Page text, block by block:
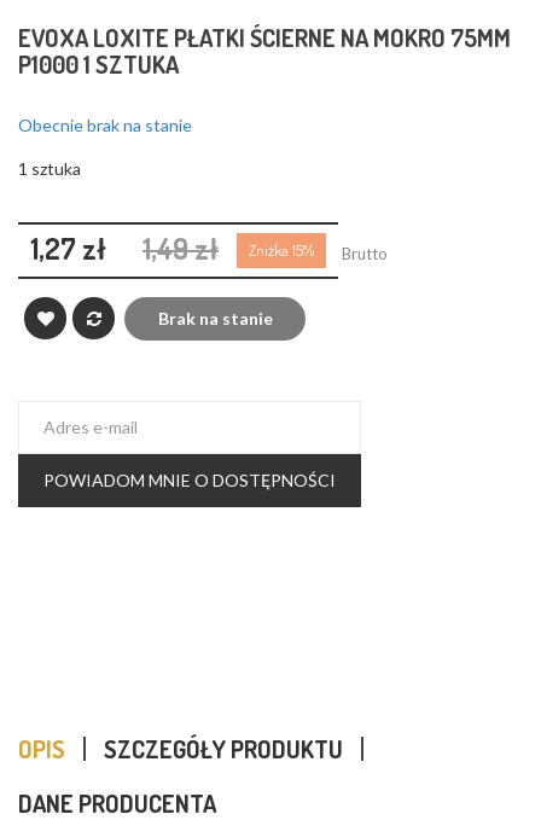
EVOXA LOXITE PŁATKI ŚCIERNE NA MOKRO 75MM
P1000 1 SZTUKA
Obecnie brak na stanie
1 sztuka
1,27 zł 1,49 zł Zniżka 15% Brutto
Brak na stanie
POWIADOM MNIE O DOSTĘPNOŚCI
OPIS
SZCZEGÓŁY PRODUKTU
DANE PRODUCENTA